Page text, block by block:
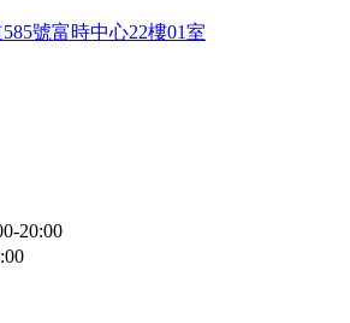
號富時中心22樓01室
20:00